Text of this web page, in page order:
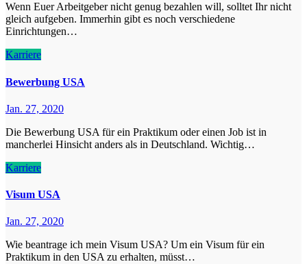
Wenn Euer Arbeitgeber nicht genug bezahlen will, solltet Ihr nicht
gleich aufgeben. Immerhin gibt es noch verschiedene
Einrichtungen…
Karriere
Bewerbung USA
Jan. 27, 2020
Die Bewerbung USA für ein Praktikum oder einen Job ist in
mancherlei Hinsicht anders als in Deutschland. Wichtig…
Karriere
Visum USA
Jan. 27, 2020
Wie beantrage ich mein Visum USA? Um ein Visum für ein
Praktikum in den USA zu erhalten, müsst…